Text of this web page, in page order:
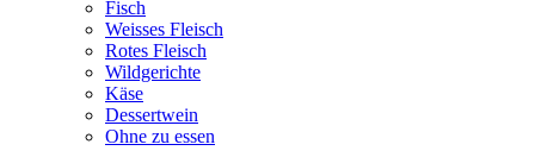
Fisch
Weisses Fleisch
Rotes Fleisch
Wildgerichte
Käse
Dessertwein
Ohne zu essen